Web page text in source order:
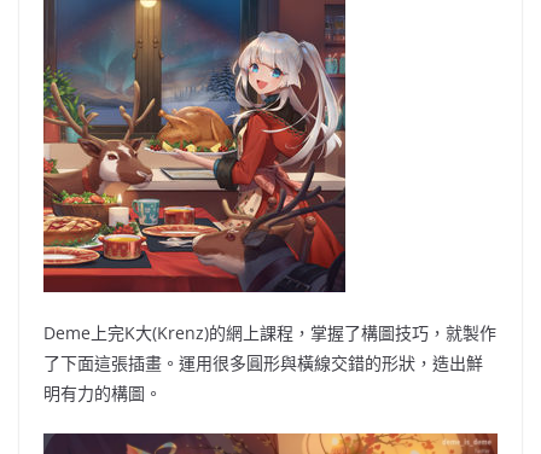
Deme上完K大(Krenz)的網上課程，掌握了構圖技巧，就製作
了下面這張插畫。運用很多圓形與橫線交錯的形狀，造出鮮
明有力的構圖。